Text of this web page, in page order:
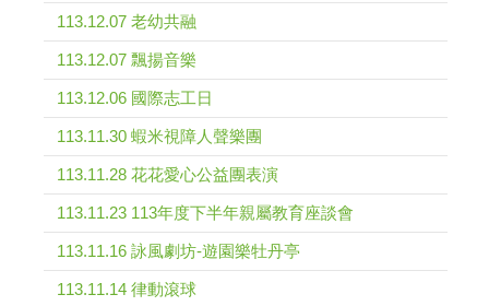
113.12.07 老幼共融
113.12.07 飄揚音樂
113.12.06 國際志工日
113.11.30 蝦米視障人聲樂團
113.11.28 花花愛心公益團表演
113.11.23 113年度下半年親屬教育座談會
113.11.16 詠風劇坊-遊園樂牡丹亭
113.11.14 律動滾球